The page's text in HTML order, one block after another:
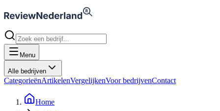
Menu
Alle bedrijven
CategorieënArtikelenVergelijkenVoor bedrijvenContact
Home